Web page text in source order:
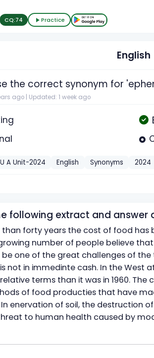
CQ:74 Practice
English
the correct synonym for
ago | Updated: 1 week ago
A Unit-2024 English Synonyms 2024
following extract and answer
than forty years the cost of food has
number of people believe
be one of the great challenges of
not in immedinte cash. In the West
terms than it was in 1960.
of food producties that have
enervation of soil, the destruction
to human health caused by